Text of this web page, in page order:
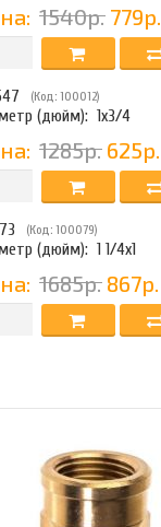
1540р. 779р.
(Код: 100012)
(дюйм): 1х3/4
1285р. 625р.
(Код: 100079)
(дюйм): 1 1/4х1
1685р. 867р.